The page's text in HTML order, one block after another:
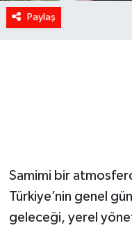
Paylaş
Samimi bir
Türkiye’nin genel
geleceği, yerel